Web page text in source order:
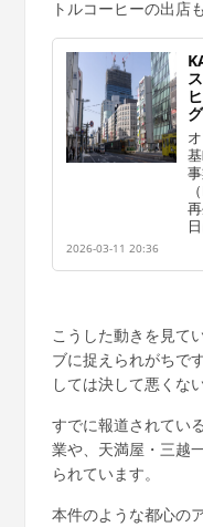
トルコーヒーの出店
2026-03-11 20:36
こうした動きを見て
ブに捉えられがちで
しては決して悪くな
すでに報道されてい
業や、天満屋・三越
られています。
本件のような都心の